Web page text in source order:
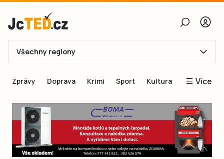
E-mail
Obnovit heslo
Přihlásit se
Všechny regiony
Zprávy Doprava Krimi Sport Kultura Více
Blogy
Inspirace
Čtenáři píší
Speciální přílohy